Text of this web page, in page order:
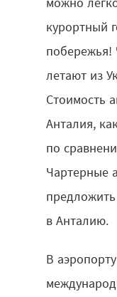
курортный
побережья!
летают из
Стоимость
Анталия,
по
Чартерные
в Анталию.
В